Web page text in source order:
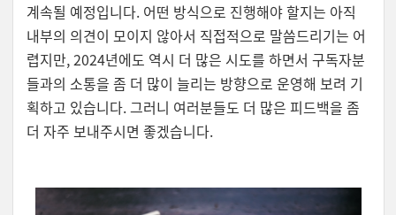
계속될 예정입니다. 어떤 방식으로 진행해야 할지는 아직
내부의 의견이 모이지 않아서 직접적으로 말씀드리기는 어
렵지만, 2024년에도 역시 더 많은 시도를 하면서 구독자분
들과의 소통을 좀 더 많이 늘리는 방향으로 운영해 보려 기
획하고 있습니다. 그러니 여러분들도 더 많은 피드백을 좀
더 자주 보내주시면 좋겠습니다.